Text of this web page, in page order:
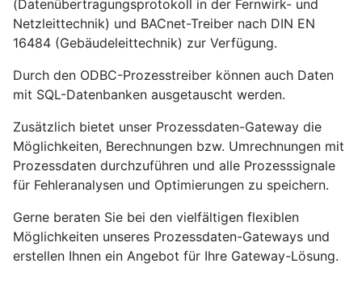
(Datenübertragungsprotokoll in der Fernwirk- und
Netzleittechnik) und BACnet-Treiber nach DIN EN
16484 (Gebäudeleittechnik) zur Verfügung.
Durch den ODBC-Prozesstreiber können auch Daten
mit SQL-Datenbanken ausgetauscht werden.
Zusätzlich bietet unser Prozessdaten-Gateway die
Möglichkeiten, Berechnungen bzw. Umrechnungen mit
Prozessdaten durchzuführen und alle Prozesssignale
für Fehleranalysen und Optimierungen zu speichern.
Gerne beraten Sie bei den vielfältigen flexiblen
Möglichkeiten unseres Prozessdaten-Gateways und
erstellen Ihnen ein Angebot für Ihre Gateway-Lösung.